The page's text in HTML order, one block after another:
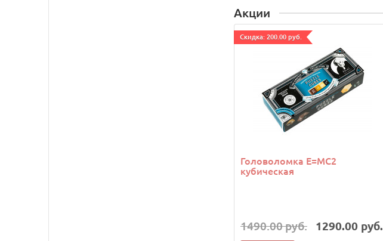
Акции
Cкидка: 200.00 руб.
Головоломка E=MC2
кубическая
1490.00 руб. 1290.00 руб.